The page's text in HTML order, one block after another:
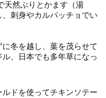
天然ぶりとかます（湯
刺身やカルパッチョでい
冬を越し、葉を茂らせて
、日本でも多年草になっ
ルドを使ってチキンソテー